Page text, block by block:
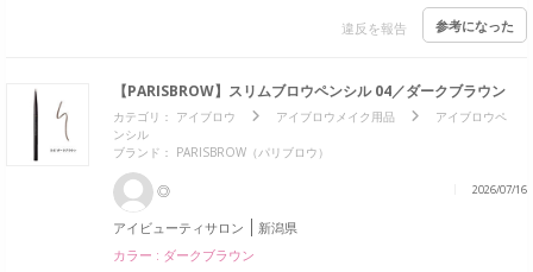
違反を報告 参考になった
【PARISBROW】スリムブロウペンシル 04／ダークブラウン
カテゴリ： アイブロウ アイブロウメイク用品
アイブロウペ
ンシル
ブランド： PARISBROW（パリブロウ）
◎ 2026/07/16
アイビューティサロン
新潟県
カラー : ダークブラウン